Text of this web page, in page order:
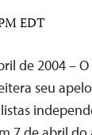
EDT
de 2004 –
seu